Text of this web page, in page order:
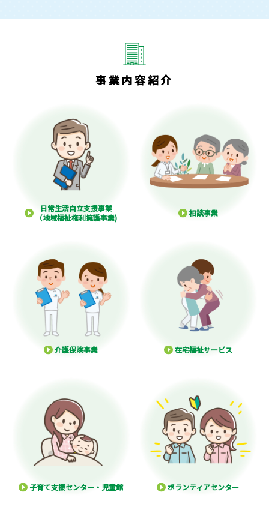
事業内容紹介
日常生活自立支援事業
（地域福祉権利擁護事業)
相談事業
介護保険事業 在宅福祉サービス
子育て支援センター・児童館 ボランティアセンター